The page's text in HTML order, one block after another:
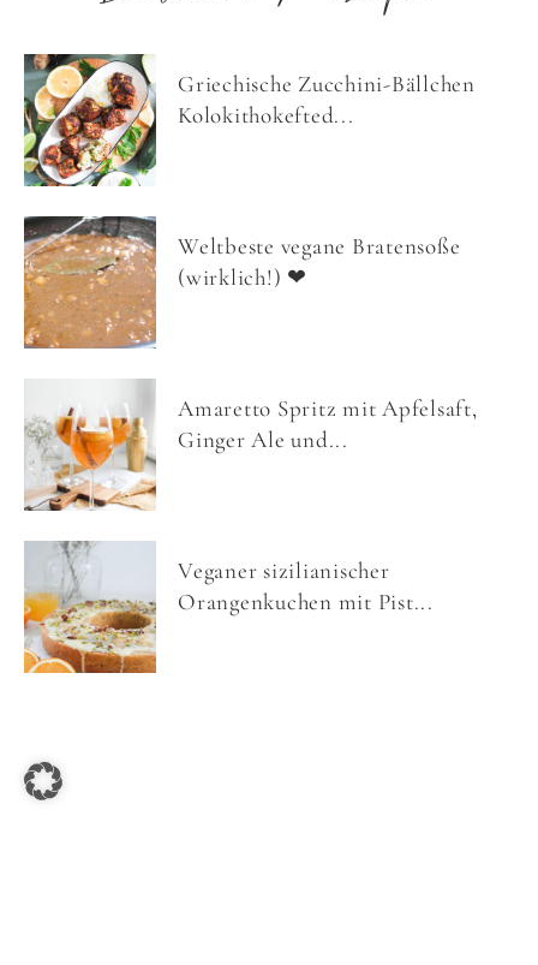
Griechische Zucchini-Bällchen
Kolokithokefted...
Weltbeste vegane Bratensoße
(wirklich!) ❤
Amaretto Spritz mit Apfelsaft,
Ginger Ale und...
Veganer sizilianischer
Orangenkuchen mit Pist...